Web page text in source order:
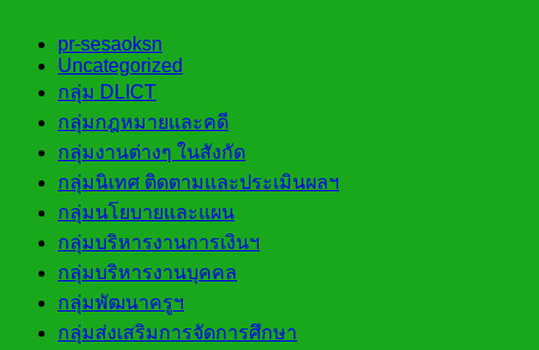
pr-sesaoksn
Uncategorized
กลุ่ม DLICT
กลุ่มกฎหมายและคดี
กลุ่มงานต่างๆ ในสังกัด
กลุ่มนิเทศ ติดตามและประเมินผลฯ
กลุ่มนโยบายและแผน
กลุ่มบริหารงานการเงินฯ
กลุ่มบริหารงานบุคคล
กลุ่มพัฒนาครูฯ
กลุ่มส่งเสริมการจัดการศึกษา